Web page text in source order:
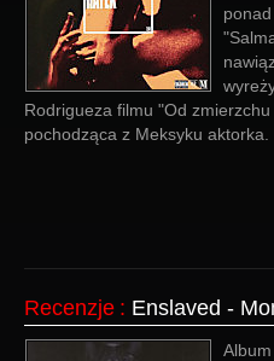
Rodrigueza filmu "Od
pochodząca z Meksyku aktorka.
Recenzje : Enslaved -